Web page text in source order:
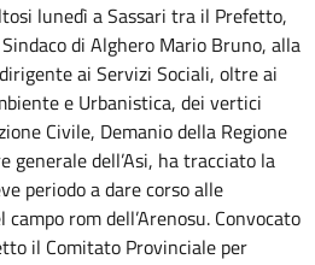
lunedì a Sassari tra il Prefetto,
di Alghero Mario Bruno, alla
ai Servizi Sociali, oltre ai
e Urbanistica, dei vertici
Civile, Demanio della Regione
generale dell’Asi, ha tracciato la
periodo a dare corso alle
rom dell’Arenosu. Convocato
il Comitato Provinciale per